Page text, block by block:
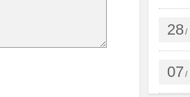
28/
07 /